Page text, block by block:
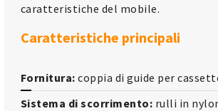
caratteristiche del mobile.
Caratteristiche principali
Fornitura: coppia di guide per
Sistema di scorrimento: rulli in